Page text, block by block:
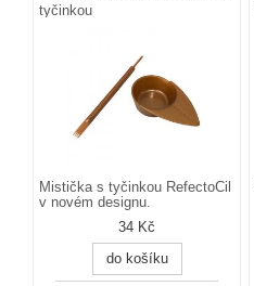
tyčinkou
Mistička s tyčinkou RefectoCil
v novém designu.
34 Kč
do košíku